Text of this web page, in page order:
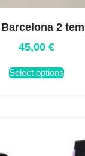
2
45,00 €
Select options